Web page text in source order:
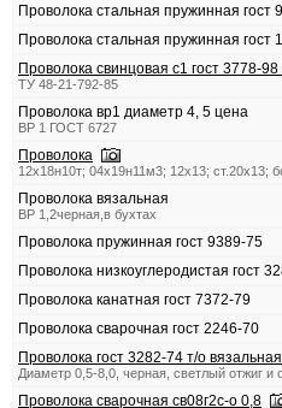
Проволока стальная пружинная гост
Проволока стальная пружинная гост
Проволока свинцовая с1 гост 3778-
ТУ 48-21-792-85
Проволока вр1 диаметр 4, 5 цена
ВР 1 ГОСТ 6727
Проволока
12х18н10т; 04х19н11м3; 12х13; ст.20х13;
Проволока вязальная
ВР 1,2черная,в бухтах
Проволока пружинная гост 9389-75
Проволока низкоуглеродистая гост
Проволока канатная гост 7372-79
Проволока сварочная гост 2246-70
Проволока гост 3282-74 т/о
Диаметр 0,5-8,0, черная, светлый отжиг и
Проволока сварочная св08г2с-о 0,8